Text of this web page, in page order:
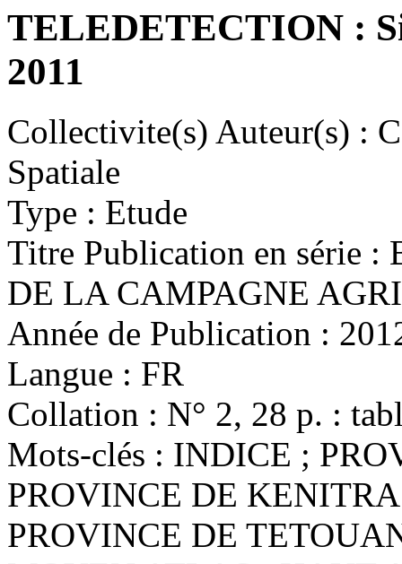
TELEDETECTION :
2011
Collectivite(s) Auteur(s) :
Spatiale
Type : Etude
Titre Publication en série :
DE LA CAMPAGNE
Année de Publication :
Langue : FR
Collation : N° 2, 28 p. :
Mots-clés : INDICE ;
PROVINCE DE
PROVINCE DE